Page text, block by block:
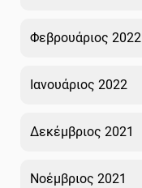
Φεβρουάριος 2022
Ιανουάριος 2022
Δεκέμβριος 2021
Νοέμβριος 2021